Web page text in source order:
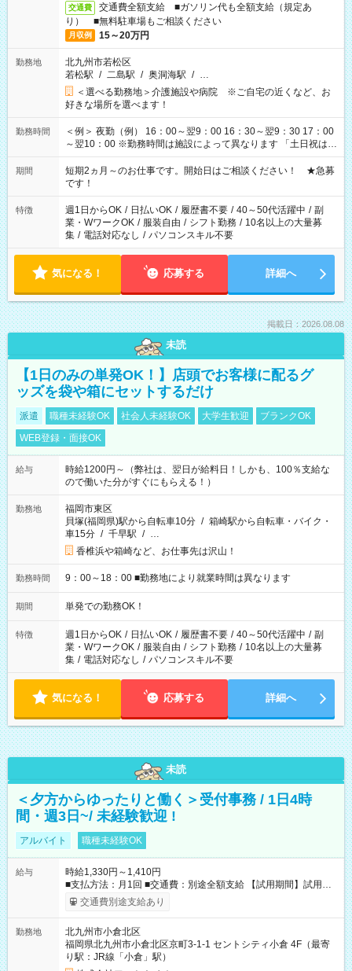
交通費
交通費全額支給 ■ガソリン代も全額支給（規定あ
り） ■無料駐車場もご相談ください
月収例 15～20万円
勤務地
北九州市若松区
若松駅 / 二島駅 / 奥洞海駅 / …
＜選べる勤務地＞介護施設や病院 ※ご自宅の近くなど、お
好きな場所を選べます！
勤務時間
＜例＞ 夜勤（例） 16：00～翌9：00 16：30～翌9：30 17：00
～翌10：00 ※勤務時間は施設によって異なります 「土日祝は休
みたい」 「しっかり稼ぎたい」 「もう少し遅い時間から始めた
い」など ご希望にあったお仕事をご案内いたします。 ※未経験
の方の場合は1～2ヶ月間は日中での仕事を経験いただき、 お
仕事に慣れてからの夜勤になります。 ★家庭の都合でお休みが
必要な場合も遠慮なくご相談ください。
期間
短期2ヵ月～のお仕事です。開始日はご相談ください！ ★急募
です！
特徴 週1日からOK / 日払いOK / 履歴書不要 / 40～50代活躍中 / 副
業・WワークOK / 服装自由 / シフト勤務 / 10名以上の大量募
集 / 電話対応なし / パソコンスキル不要
気になる！ 応募する 詳細へ
掲載日：2026.08.08
未読
【1日のみの単発OK！】店頭でお客様に配るグ
ッズを袋や箱にセットするだけ
派遣 職種未経験OK 社会人未経験OK 大学生歓迎
ブランクOK
WEB登録・面接OK
給与
時給1200円～（弊社は、翌日が給料日！しかも、100％支給な
ので働いた分がすぐにもらえる！）
勤務地
福岡市東区
貝塚(福岡県)駅から自転車10分 / 箱崎駅から自転車・バイク・
車15分 / 千早駅 / …
香椎浜や箱崎など、お仕事先は沢山！
勤務時間 9：00～18：00 ■勤務地により就業時間は異なります
期間 単発での勤務OK！
特徴 週1日からOK / 日払いOK / 履歴書不要 / 40～50代活躍中 / 副
業・WワークOK / 服装自由 / シフト勤務 / 10名以上の大量募
集 / 電話対応なし / パソコンスキル不要
気になる！ 応募する 詳細へ
未読
＜夕方からゆったりと働く＞受付事務 / 1日4時
間・週3日~/ 未経験歓迎 !
アルバイト 職種未経験OK
給与
時給1,330円～1,410円
■支払方法：月1回 ■交通費：別途全額支給 【試用期間】試用期
間あり 試用期間の長さ：6ヶ月 雇用形態、給与は本採用時と同
じです。
交通費別途支給あり
勤務地
北九州市小倉北区
福岡県北九州市小倉北区京町3-1-1 セントシティ小倉 4F（最寄
り駅：JR線「小倉」駅）